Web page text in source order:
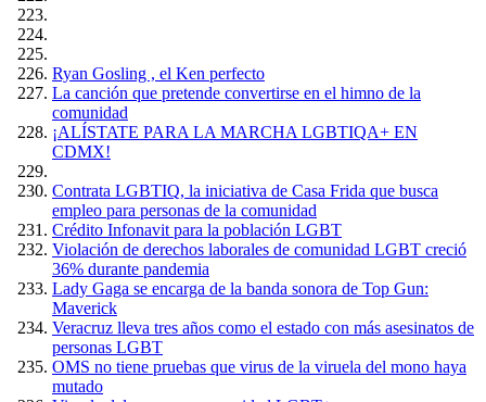
Ryan Gosling , el Ken perfecto
La canción que pretende convertirse en el himno de la
comunidad
¡ALÍSTATE PARA LA MARCHA LGBTIQA+ EN
CDMX!
Contrata LGBTIQ, la iniciativa de Casa Frida que busca
empleo para personas de la comunidad
Crédito Infonavit para la población LGBT
Violación de derechos laborales de comunidad LGBT creció
36% durante pandemia
Lady Gaga se encarga de la banda sonora de Top Gun:
Maverick
Veracruz lleva tres años como el estado con más asesinatos de
personas LGBT
OMS no tiene pruebas que virus de la viruela del mono haya
mutado